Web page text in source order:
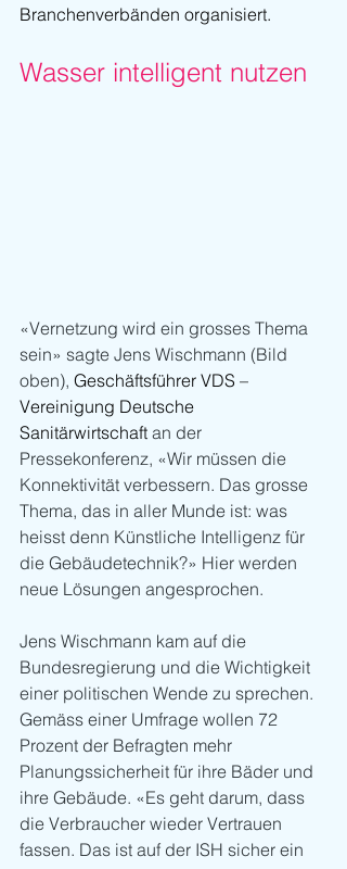
Branchenverbänden organisiert.
Wasser intelligent nutzen
«Vernetzung wird ein grosses Thema
sein» sagte Jens Wischmann (Bild
oben), Geschäftsführer VDS –
Vereinigung Deutsche
Sanitärwirtschaft an der
Pressekonferenz, «Wir müssen die
Konnektivität verbessern. Das grosse
Thema, das in aller Munde ist: was
heisst denn Künstliche Intelligenz für
die Gebäudetechnik?» Hier werden
neue Lösungen angesprochen.
Jens Wischmann kam auf die
Bundesregierung und die Wichtigkeit
einer politischen Wende zu sprechen.
Gemäss einer Umfrage wollen 72
Prozent der Befragten mehr
Planungssicherheit für ihre Bäder und
ihre Gebäude. «Es geht darum, dass
die Verbraucher wieder Vertrauen
fassen. Das ist auf der ISH sicher ein